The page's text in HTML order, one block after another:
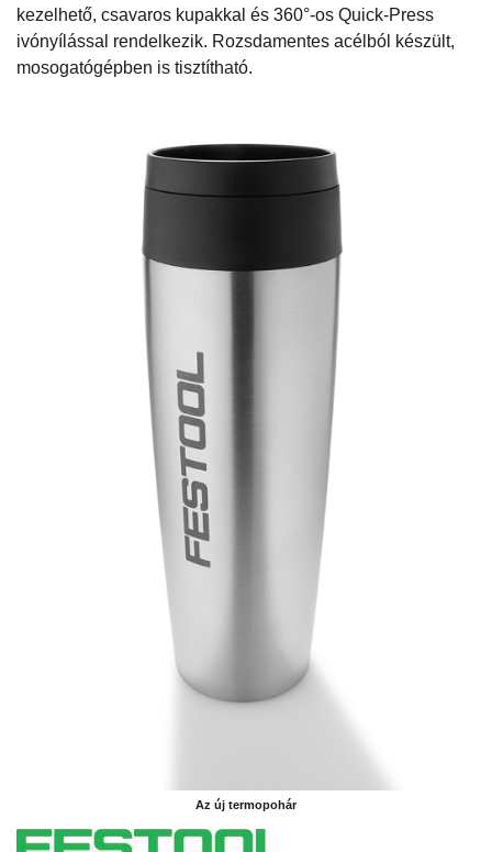
kezelhető, csavaros kupakkal és 360°-os Quick-Press
ivónyílással rendelkezik. Rozsdamentes acélból készült,
mosogatógépben is tisztítható.
Az új termopohár